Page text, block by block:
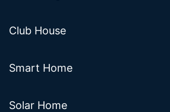
Club House
Smart Home
Solar Home